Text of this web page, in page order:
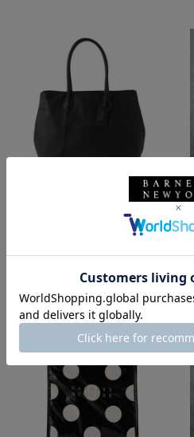
レザートートバッグ（M）